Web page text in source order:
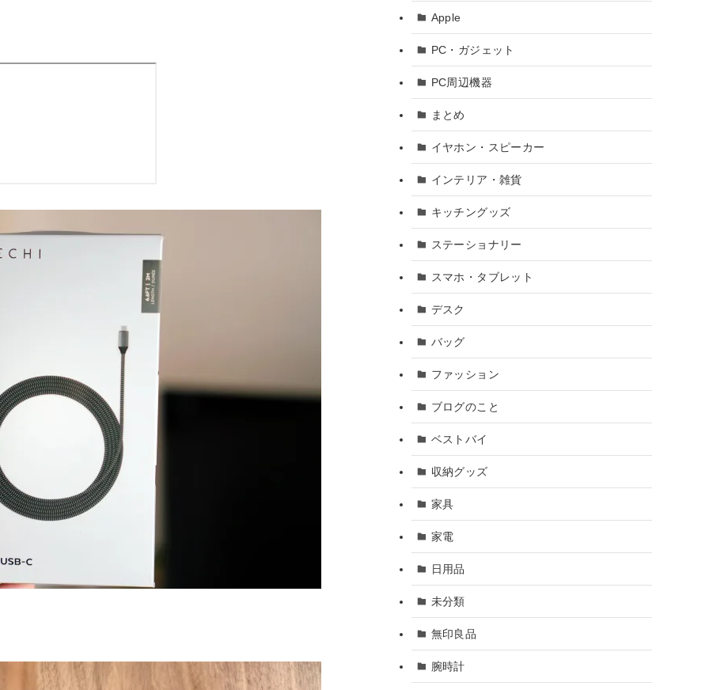
Apple
PC・ガジェット
PC周辺機器
まとめ
イヤホン・スピーカー
インテリア・雑貨
キッチングッズ
ステーショナリー
スマホ・タブレット
デスク
バッグ
ファッション
ブログのこと
ベストバイ
収納グッズ
家具
家電
日用品
未分類
無印良品
腕時計